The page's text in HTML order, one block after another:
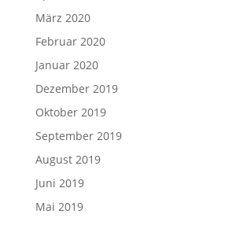
März 2020
Februar 2020
Januar 2020
Dezember 2019
Oktober 2019
September 2019
August 2019
Juni 2019
Mai 2019